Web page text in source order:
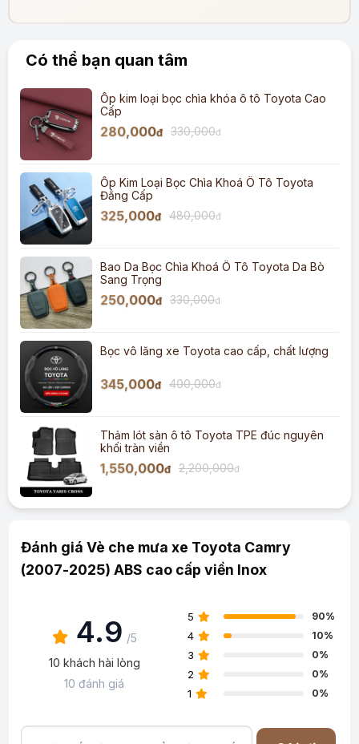
Có thể bạn quan tâm
Ốp kim loại bọc chìa khóa ô tô Toyota Cao
Cấp
280,000đ 330,000đ
Ốp Kim Loại Bọc Chìa Khoá Ô Tô Toyota
Đẳng Cấp
325,000đ 480,000đ
Bao Da Bọc Chìa Khoá Ô Tô Toyota Da Bò
Sang Trọng
250,000đ 330,000đ
Bọc vô lăng xe Toyota cao cấp, chất lượng
345,000đ 400,000đ
Thảm lót sàn ô tô Toyota TPE đúc nguyên
khối tràn viền
1,550,000đ 2,200,000đ
Đánh giá Vè che mưa xe Toyota Camry
(2007-2025) ABS cao cấp viền Inox
4.9 /5
10 khách hài lòng
10 đánh giá
5 90%
4 10%
3 0%
2 0%
1 0%